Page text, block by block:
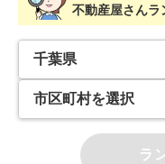
不動産屋さんラ
ラ